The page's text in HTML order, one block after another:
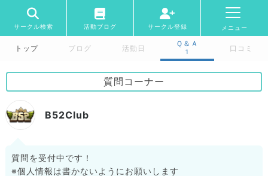
サークル検索 活動ブログ サークル登録 メニュー
トップ ブログ 活動日
Ｑ＆Ａ
1 口コミ
質問コーナー
B52Club
質問を受付中です！
※個人情報は書かないようにお願いします